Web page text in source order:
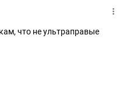
что не ультраправые